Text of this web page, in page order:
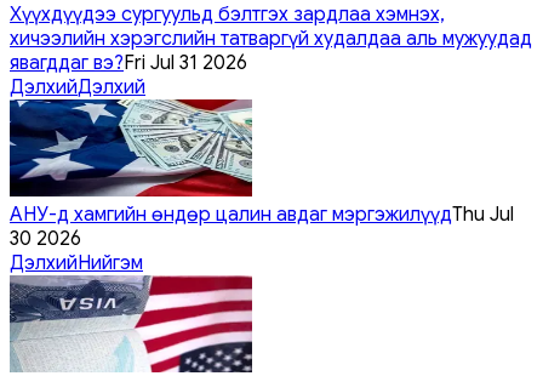
Хүүхдүүдээ сургуульд бэлтгэх зардлаа хэмнэх,
хичээлийн хэрэгслийн татваргүй худалдаа аль мужуудад
явагддаг вэ?Fri Jul 31 2026
ДэлхийДэлхий
АНУ-д хамгийн өндөр цалин авдаг мэргэжилүүдThu Jul
30 2026
ДэлхийНийгэм